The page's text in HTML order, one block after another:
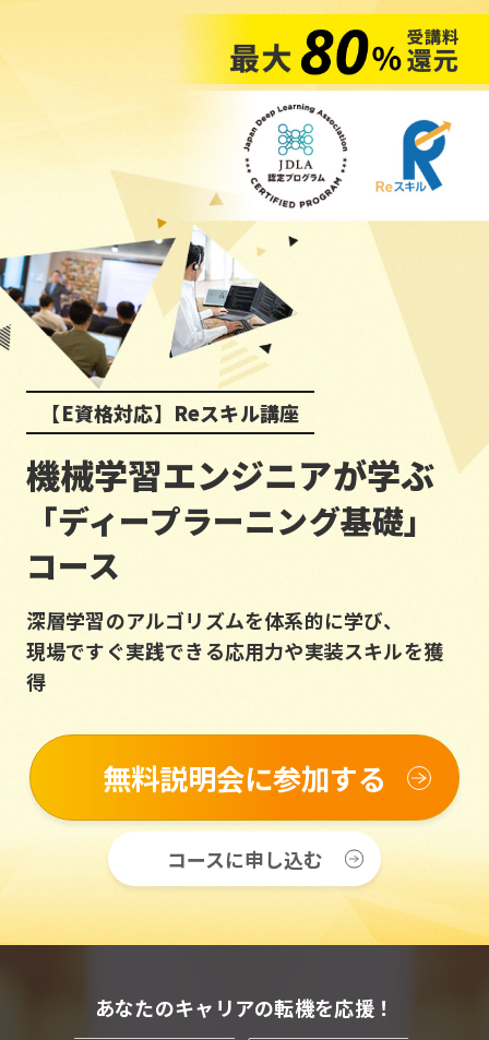
【E資格対応】Reスキル講座
機械学習エンジニアが学ぶ
「ディープラーニング基礎」
コース
深層学習のアルゴリズムを体系的に学び、
現場ですぐ実践できる応用力や実装スキルを獲
得
無料説明会に参加する
コースに申し込む
あなたのキャリアの転機を応援！